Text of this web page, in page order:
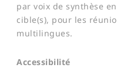
par voix de synthèse
cible(s), pour les
multilingues.
Accessibilité